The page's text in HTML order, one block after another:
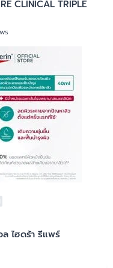
CLINICAL TRIPLE
ไฮดร้า รีแพร์